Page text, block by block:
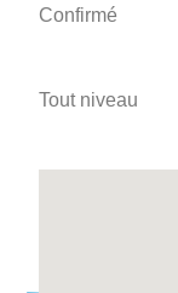
Confirmé
Tout niveau